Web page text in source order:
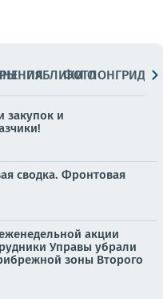
ПАБЛИКИ
ФОТОЛОНГРИДЫ
закупок и
сводка. Фронтовая
акции
Управы убрали
зоны Второго